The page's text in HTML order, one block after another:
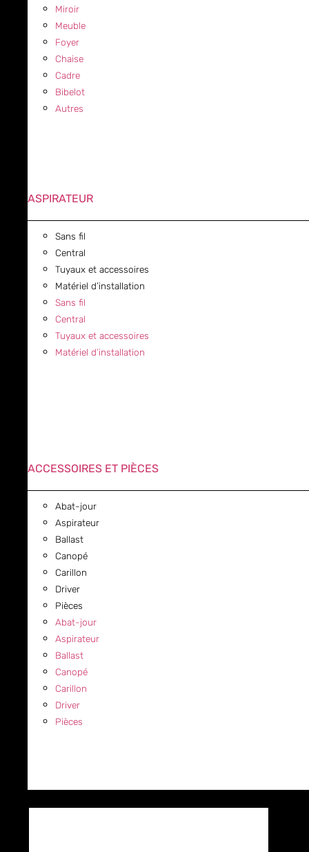
Miroir
Meuble
Foyer
Chaise
Cadre
Bibelot
Autres
ASPIRATEUR
Sans fil
Central
Tuyaux et accessoires
Matériel d’installation
Sans fil
Central
Tuyaux et accessoires
Matériel d’installation
ACCESSOIRES ET PIÈCES
Abat-jour
Aspirateur
Ballast
Canopé
Carillon
Driver
Pièces
Abat-jour
Aspirateur
Ballast
Canopé
Carillon
Driver
Pièces